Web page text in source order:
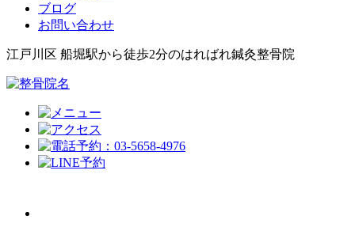
ブログ
お問い合わせ
江戸川区 船堀駅から徒歩2分のはればれ鍼灸整骨院